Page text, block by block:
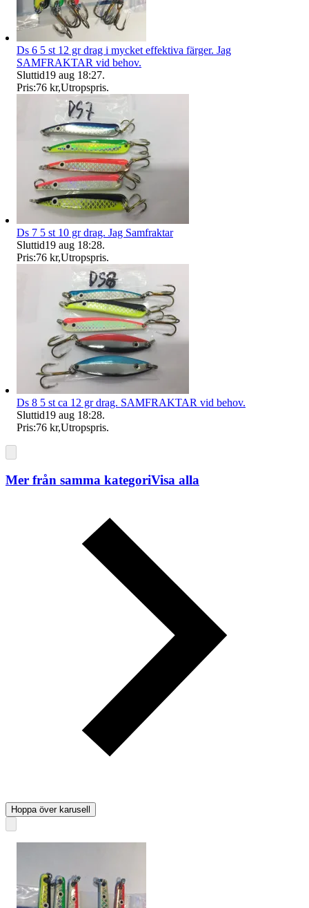
Ds 6 5 st 12 gr drag i mycket effektiva färger. Jag
SAMFRAKTAR vid behov.
Sluttid19 aug 18:27.
Pris:76 kr,Utropspris.
Ds 7 5 st 10 gr drag. Jag Samfraktar
Sluttid19 aug 18:28.
Pris:76 kr,Utropspris.
Ds 8 5 st ca 12 gr drag. SAMFRAKTAR vid behov.
Sluttid19 aug 18:28.
Pris:76 kr,Utropspris.
Mer från samma kategoriVisa alla
Hoppa över karusell